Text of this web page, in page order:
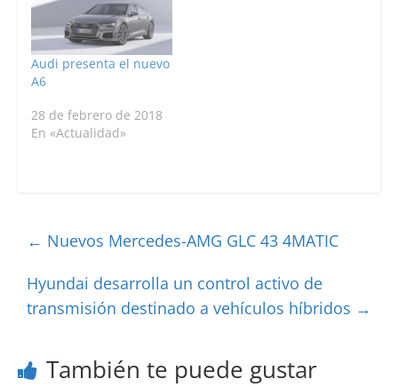
Audi presenta el nuevo
A6
28 de febrero de 2018
En «Actualidad»
← Nuevos Mercedes-AMG GLC 43 4MATIC
Hyundai desarrolla un control activo de
transmisión destinado a vehículos híbridos →
También te puede gustar